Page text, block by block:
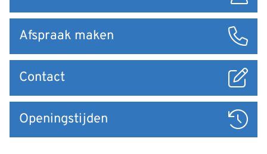
Afspraak maken
Contact
Openingstijden